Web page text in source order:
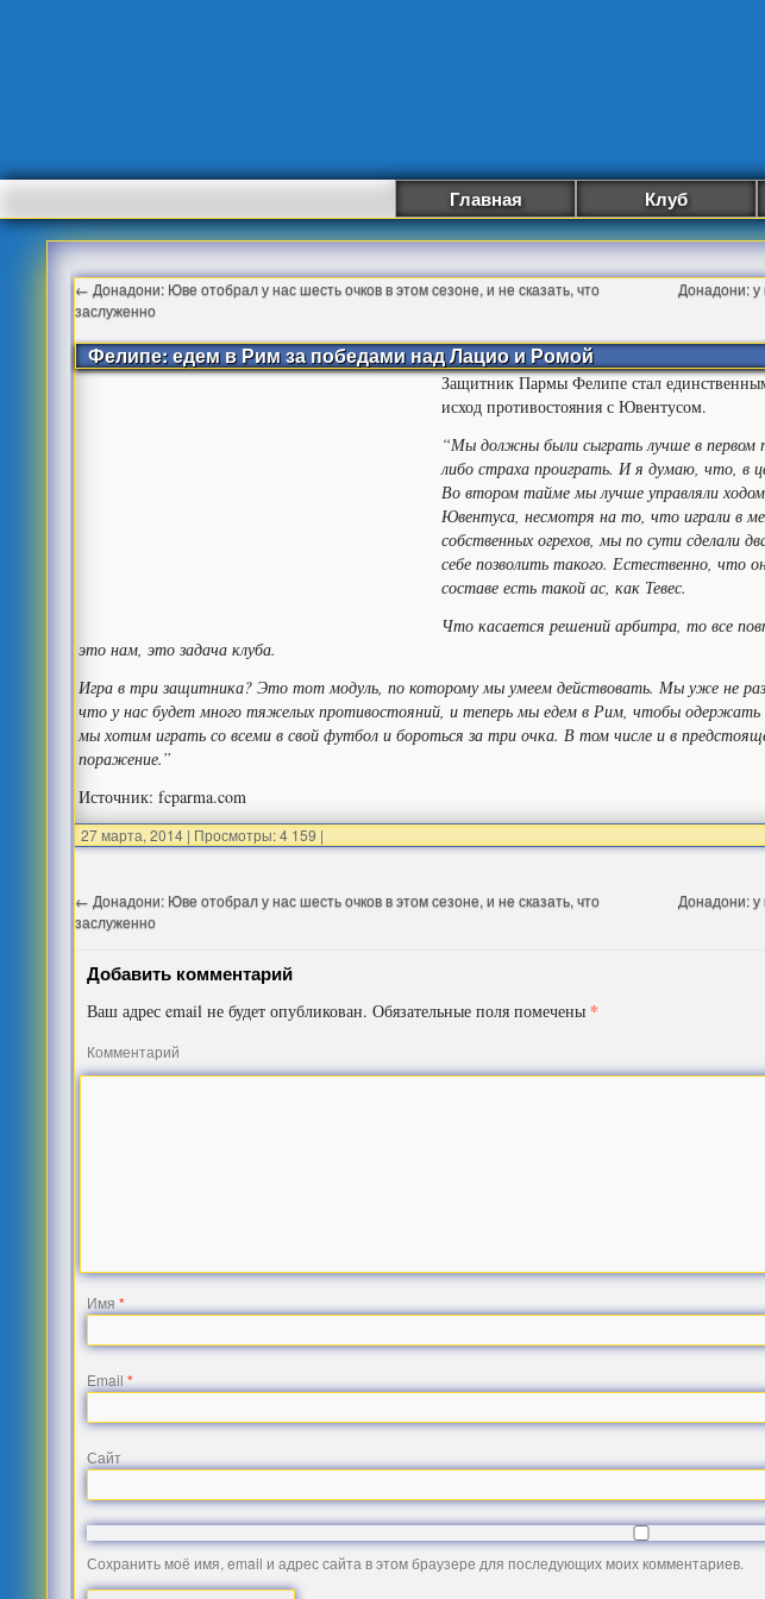
Главная Клуб
← Донадони: Юве отобрал у нас шесть очков в этом сезоне, и не сказать, что
заслуженно
Донадони: у
Фелипе: едем в Рим за победами над Лацио и Ромой
Защитник Пармы Фелипе стал
исход противостояния с Ювентусом.
“Мы должны были сыграть лучше в первом
либо страха проиграть. И я думаю, что, в
Во втором тайме мы лучше управляли
Ювентуса, несмотря на то, что играли в
собственных огрехов, мы по сути
себе позволить такого. Естественно, что
составе есть такой ас, как Тевес.
Что касается решений арбитра, то все
это нам, это задача клуба.
Игра в три защитника? Это тот модуль, по которому мы умеем действовать. Мы уже не
что у нас будет много тяжелых противостояний, и теперь мы едем в Рим, чтобы одержать
мы хотим играть со всеми в свой футбол и бороться за три очка. В том числе и в
поражение.”
Источник: fcparma.com
27 марта, 2014 | Просмотры: 4 159 |
← Донадони: Юве отобрал у нас шесть очков в этом сезоне, и не сказать, что
заслуженно
Донадони: у
Добавить комментарий
Ваш адрес email не будет опубликован. Обязательные поля помечены *
Комментарий
Имя*
Email*
Сайт
Сохранить моё имя, email и адрес сайта в этом браузере для последующих моих комментариев.